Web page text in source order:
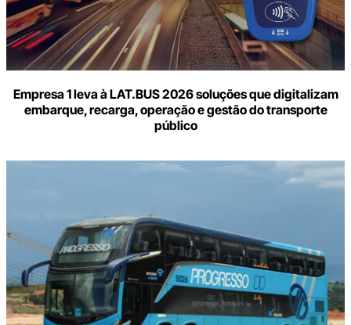
Empresa 1 leva à LAT.BUS 2026 soluções que digitalizam
embarque, recarga, operação e gestão do transporte
público